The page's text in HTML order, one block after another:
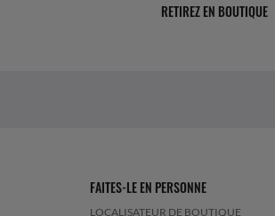
RETIREZ EN BOUTIQUE
FAITES-LE EN PERSONNE
LOCALISATEUR DE BOUTIQUE